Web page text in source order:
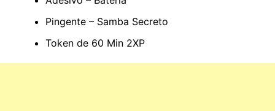
Pingente – Samba Secreto
Token de 60 Min 2XP